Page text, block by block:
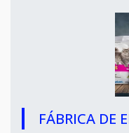
FÁBRICA DE